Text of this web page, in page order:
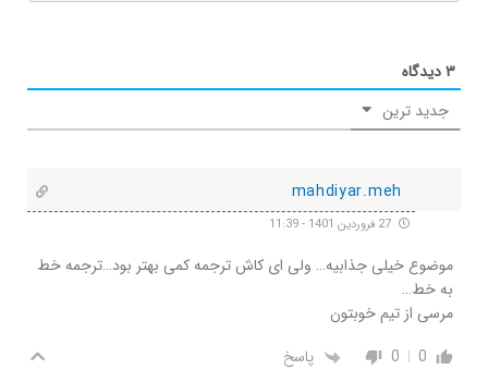
۳دیدگاه
جدید ترین
mahdiyar.meh
موضوع خیلی جذابیه… ولی ای کاش ترجمه کمی بهتر بود…ترجمه خط
به خط…
مرسی از تیم خوبتون
0
0 پاسخ